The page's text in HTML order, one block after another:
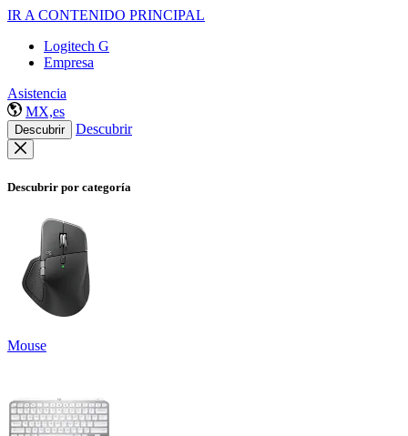
IR A CONTENIDO PRINCIPAL
Logitech G
Empresa
Asistencia
MX,es
Descubrir Descubrir
Descubrir por categoría
Mouse